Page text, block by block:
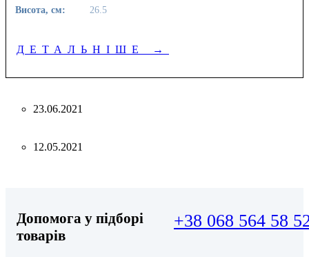
Висота, см:
26.5
ДЕТАЛЬНІШЕ →
23.06.2021
12.05.2021
Допомога у підборі
товарів
+38 068 564 58